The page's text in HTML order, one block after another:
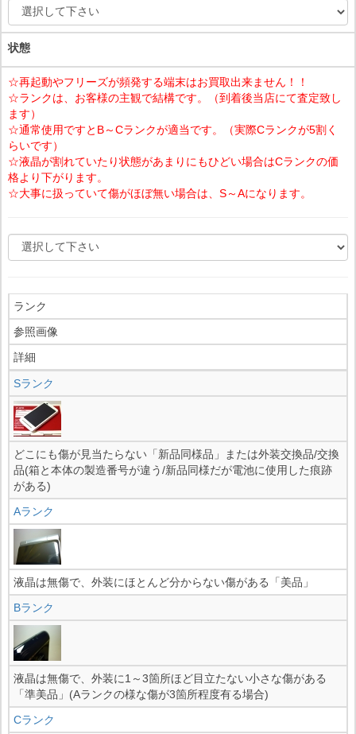
状態
☆再起動やフリーズが頻発する端末はお買取出来ません！！
☆ランクは、お客様の主観で結構です。（到着後当店にて査定致し
ます）
☆通常使用ですとB～Cランクが適当です。（実際Cランクが5割く
らいです）
☆液晶が割れていたり状態があまりにもひどい場合はCランクの価
格より下がります。
☆大事に扱っていて傷がほぼ無い場合は、S～Aになります。
ランク
参照画像
詳細
Sランク
どこにも傷が見当たらない「新品同様品」または外装交換品/交換
品(箱と本体の製造番号が違う/新品同様だが電池に使用した痕跡
がある)
Aランク
液晶は無傷で、外装にほとんど分からない傷がある「美品」
Bランク
液晶は無傷で、外装に1～3箇所ほど目立たない小さな傷がある
「準美品」(Aランクの様な傷が3箇所程度有る場合)
Cランク